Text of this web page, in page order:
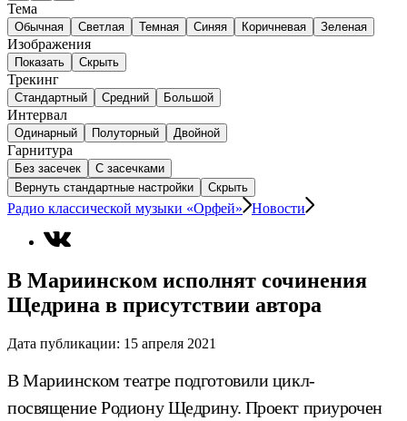
Тема
Обычная Светлая Темная Синяя Коричневая Зеленая
Изображения
Показать Скрыть
Трекинг
Стандартный Средний Большой
Интервал
Одинарный Полуторный Двойной
Гарнитура
Без засечек
С засечками
Вернуть стандартные настройки
Скрыть
Радио классической музыки «Орфей» Новости
В Мариинском исполнят сочинения
Щедрина в присутствии автора
Дата публикации: 15 апреля 2021
В Мариинском театре подготовили цикл-
посвящение Родиону Щедрину. Проект приурочен